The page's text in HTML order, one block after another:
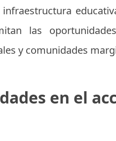
las
y comunidades
en el